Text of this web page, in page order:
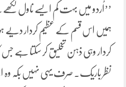
’’اُردو میں بہت کم ایسے ناول
ہمیں اس قسم کے عظیم کردار دیے
کردار وہی ذہن تخلیق کر سکتا ہے جس کا
نظر باریک. صرف یہی نہیں بکہ وہ